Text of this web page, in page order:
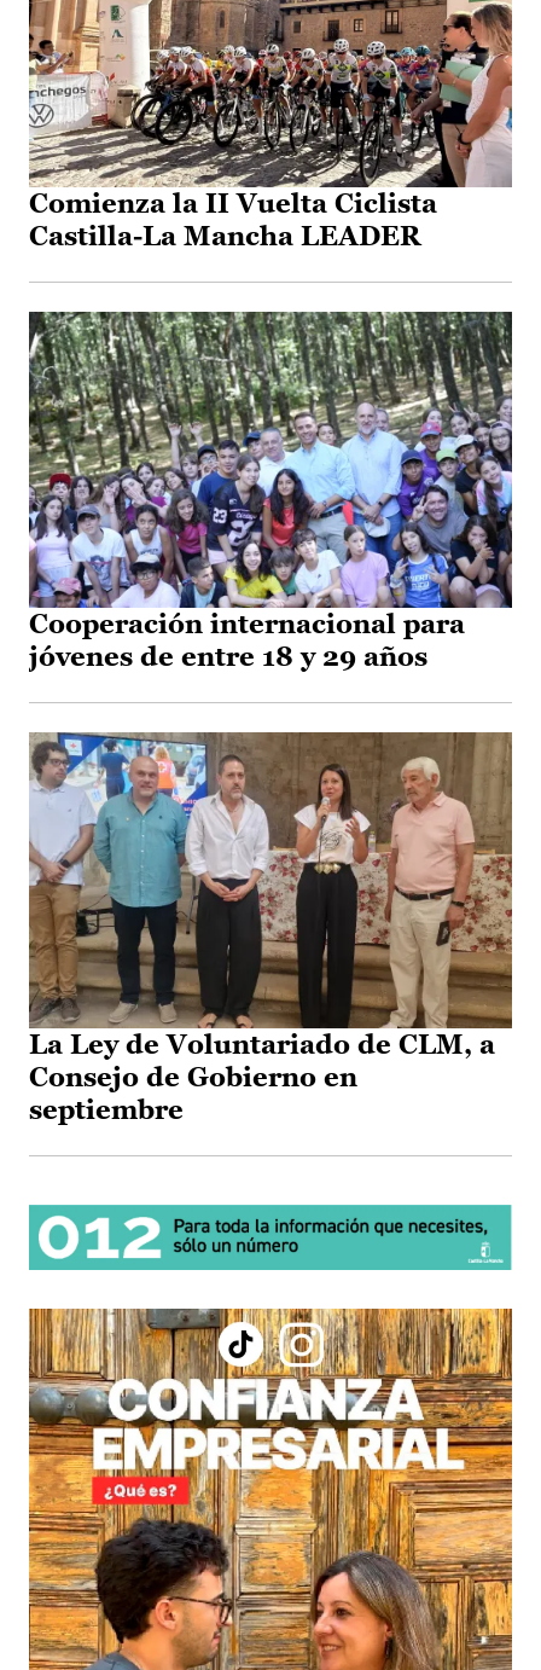
Comienza la II Vuelta Ciclista
Castilla-La Mancha LEADER
Cooperación internacional para
jóvenes de entre 18 y 29 años
La Ley de Voluntariado de CLM, a
Consejo de Gobierno en
septiembre